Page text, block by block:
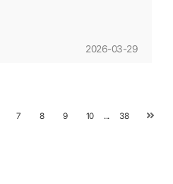
2026-03-29
7 8 9 10 ... 38